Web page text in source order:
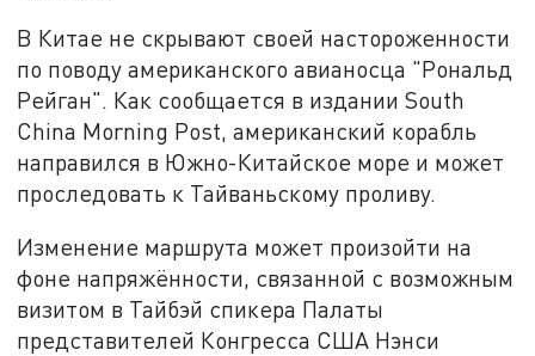
В Китае не скрывают своей настороженности
по поводу американского авианосца "Рональд
Рейган". Как сообщается в издании South
China Morning Post, американский корабль
направился в Южно-Китайское море и может
проследовать к Тайваньскому проливу.
Изменение маршрута может произойти на
фоне напряжённости, связанной с возможным
визитом в Тайбэй спикера Палаты
представителей Конгресса США Нэнси